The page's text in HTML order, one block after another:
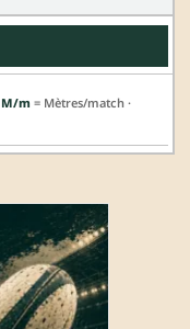
M/m = Mètres/match ·